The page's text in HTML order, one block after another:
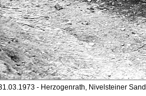
- Herzogenrath, Nivelsteiner